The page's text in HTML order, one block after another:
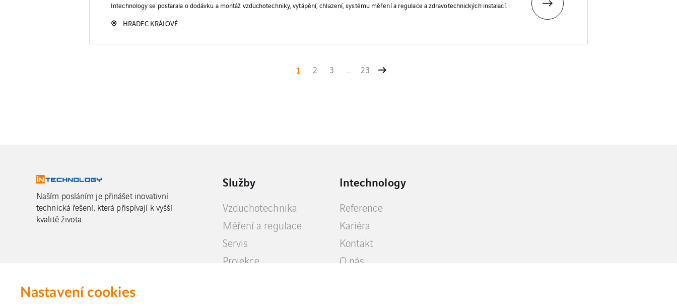
Intechnology se postarala o dodávku a montáž vzduchotechniky, vytápění, chlazení, systému měření a regulace a zdravotechnických instalací.
HRADEC KRÁLOVÉ
1 2 3 … 23
Naším posláním je přinášet inovativní
technická řešení, která přispívají k vyšší
kvalitě života.
Služby
Vzduchotechnika
Měření a regulace
Servis
Projekce
Intechnology
Reference
Kariéra
Kontakt
O nás
Nastavení cookies